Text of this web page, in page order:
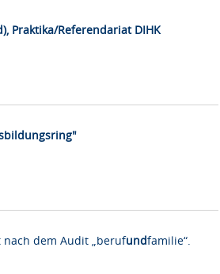
Praktika/Referendariat DIHK
nach dem Audit „berufundfamilie“.